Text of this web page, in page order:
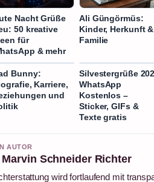
Nacht Grüße
50 kreative
für
& mehr
Ali Güngörmüs:
Kinder, Herkunft &
Familie
Bunny:
Karriere,
und
Silvestergrüße
WhatsApp
Kostenlos –
Sticker, GIFs &
Texte gratis
AUTOR
Schneider Richter
wird fortlaufend mit